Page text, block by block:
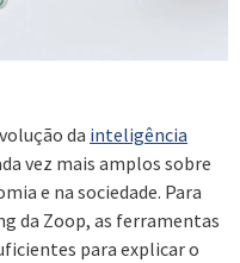
da inteligência
vez mais amplos sobre
e na sociedade. Para
da Zoop, as ferramentas
para explicar o